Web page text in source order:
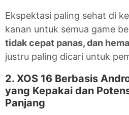
Ekspektasi paling sehat di
kanan untuk semua game
tidak cepat panas, dan
justru paling dicari untuk
2. XOS 16 Berbasis
yang Kepakai dan
Panjang